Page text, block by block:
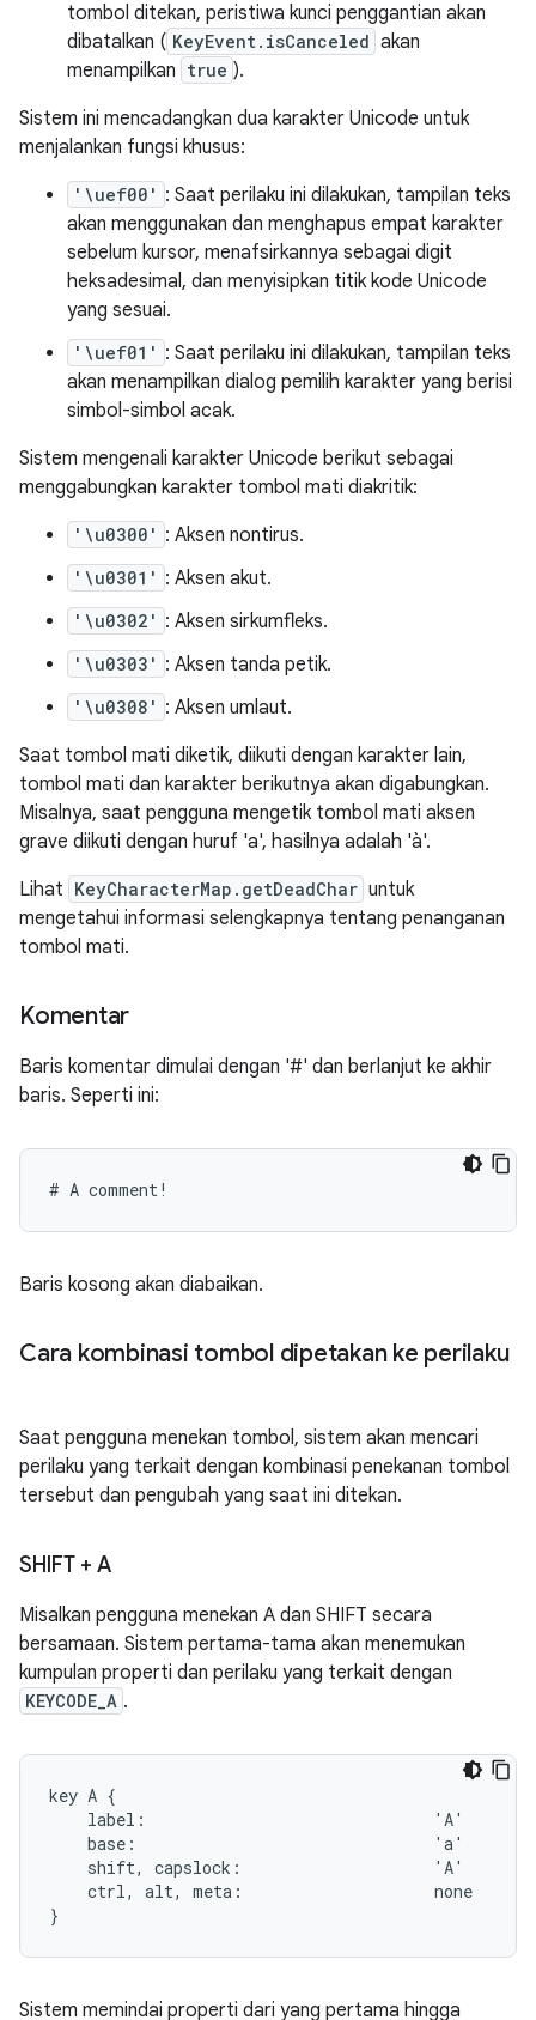
tombol ditekan, peristiwa kunci penggantian akan
dibatalkan ( KeyEvent.isCanceled akan
menampilkan true ).
Sistem ini mencadangkan dua karakter Unicode untuk
menjalankan fungsi khusus:
'\uef00' : Saat perilaku ini dilakukan, tampilan teks
akan menggunakan dan menghapus empat karakter
sebelum kursor, menafsirkannya sebagai digit
heksadesimal, dan menyisipkan titik kode Unicode
yang sesuai.
'\uef01' : Saat perilaku ini dilakukan, tampilan teks
akan menampilkan dialog pemilih karakter yang berisi
simbol-simbol acak.
Sistem mengenali karakter Unicode berikut sebagai
menggabungkan karakter tombol mati diakritik:
'\u0300' : Aksen nontirus.
'\u0301' : Aksen akut.
'\u0302' : Aksen sirkumfleks.
'\u0303' : Aksen tanda petik.
'\u0308' : Aksen umlaut.
Saat tombol mati diketik, diikuti dengan karakter lain,
tombol mati dan karakter berikutnya akan digabungkan.
Misalnya, saat pengguna mengetik tombol mati aksen
grave diikuti dengan huruf 'a', hasilnya adalah 'à'.
Lihat KeyCharacterMap.getDeadChar untuk
mengetahui informasi selengkapnya tentang penanganan
tombol mati.
Komentar
Baris komentar dimulai dengan '#' dan berlanjut ke akhir
baris. Seperti ini:
Baris kosong akan diabaikan.
Cara kombinasi tombol dipetakan ke perilaku
Saat pengguna menekan tombol, sistem akan mencari
perilaku yang terkait dengan kombinasi penekanan tombol
tersebut dan pengubah yang saat ini ditekan.
SHIFT + A
Misalkan pengguna menekan A dan SHIFT secara
bersamaan. Sistem pertama-tama akan menemukan
kumpulan properti dan perilaku yang terkait dengan
KEYCODE_A .
key A {
    label:                              'A'
    base:                               'a'
    shift, capslock:                    'A'
    ctrl, alt, meta:                    none
Sistem memindai properti dari yang pertama hingga